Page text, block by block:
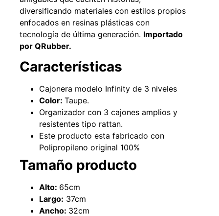
diversificando materiales con estilos propios
enfocados en resinas plásticas con
tecnología de última generación. Importado
por QRubber.
Características
Cajonera modelo Infinity de 3 niveles
Color: Taupe.
Organizador con 3 cajones amplios y
resistentes tipo rattan.
Este producto esta fabricado con
Polipropileno original 100%
Tamaño producto
Alto: 65cm
Largo: 37cm
Ancho: 32cm
Pasto sintético ornamental
Importado USA: Paradise
4,57*15,24mts
$ 1.427.544
Leer más
Apilador manual ancho
49%